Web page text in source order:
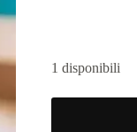
1 disponibili